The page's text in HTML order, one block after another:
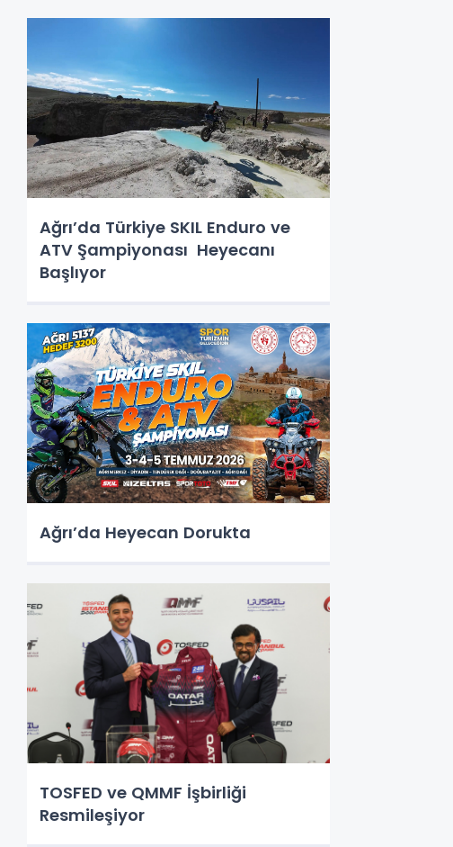
Ağrı’da Türkiye SKIL Enduro ve
ATV Şampiyonası Heyecanı
Başlıyor
Ağrı’da Heyecan Dorukta
TOSFED ve QMMF İşbirliği
Resmileşiyor